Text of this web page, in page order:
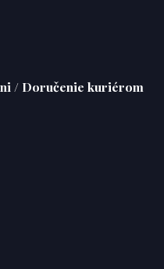
/ Doručenie kuriérom